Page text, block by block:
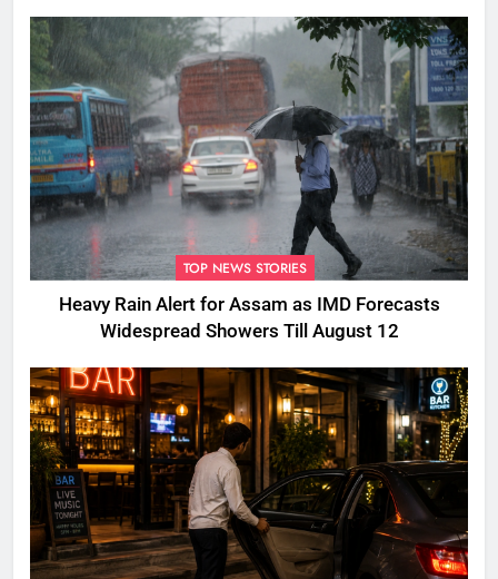
TOP NEWS STORIES
Heavy Rain Alert for Assam as IMD Forecasts
Widespread Showers Till August 12